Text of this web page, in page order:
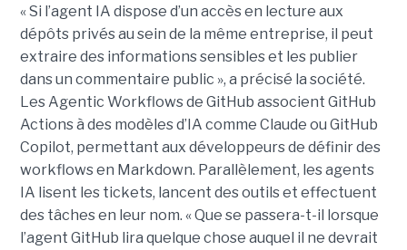
« Si l’agent IA dispose d’un accès en lecture aux
dépôts privés au sein de la même entreprise, il peut
extraire des informations sensibles et les publier
dans un commentaire public », a précisé la société.
Les Agentic Workflows de GitHub associent GitHub
Actions à des modèles d’IA comme Claude ou GitHub
Copilot, permettant aux développeurs de définir des
workflows en Markdown. Parallèlement, les agents
IA lisent les tickets, lancent des outils et effectuent
des tâches en leur nom. « Que se passera-t-il lorsque
l’agent GitHub lira quelque chose auquel il ne devrait